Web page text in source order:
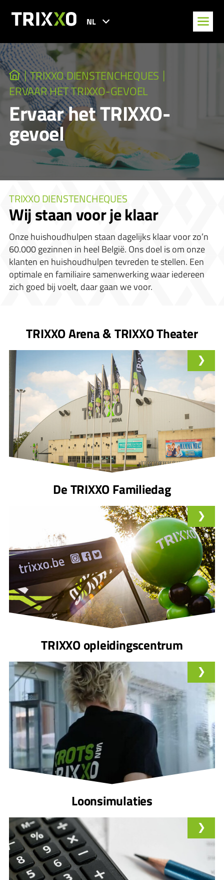
NL
TRIXXO DIENSTENCHEQUES
ERVAAR HET TRIXXO-GEVOEL
Ervaar het TRIXXO-
gevoel
TRIXXO DIENSTENCHEQUES
Wij staan voor je klaar
Onze huishoudhulpen staan dagelijks klaar voor zo’n
60.000 gezinnen in heel België. Ons doel is om onze
klanten en huishoudhulpen tevreden te stellen. Een
optimale en familiaire samenwerking waar iedereen
zich goed bij voelt, daar gaan we voor.
TRIXXO Arena & TRIXXO Theater
De TRIXXO Familiedag
TRIXXO opleidingscentrum
Loonsimulaties